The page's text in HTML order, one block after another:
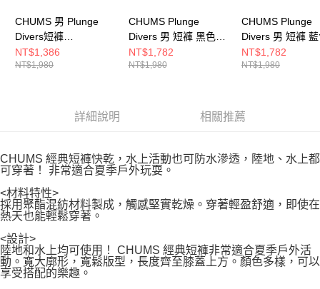
CHUMS 男 Plunge
Divers短褲
CH031330B005
NT$1,386
NT$1,980
CHUMS Plunge
Divers 男 短褲 黑色
CH031428K001
NT$1,782
NT$1,980
CHUMS Plunge
Divers 男 短褲
CH031428A001
NT$1,782
NT$1,980
詳細說明 相關推薦
CHUMS 經典短褲快乾，水上活動也可防水滲透，陸地、水上都
可穿著！ 非常適合夏季戶外玩耍。
<材料特性>
採用聚酯混紡材料製成，觸感堅實乾燥。穿著輕盈舒適，即使在
熱天也能輕鬆穿著。
<設計>
陸地和水上均可使用！ CHUMS 經典短褲非常適合夏季戶外活
動。寬大廓形，寬鬆版型，長度齊至膝蓋上方。顏色多樣，可以
享受搭配的樂趣。